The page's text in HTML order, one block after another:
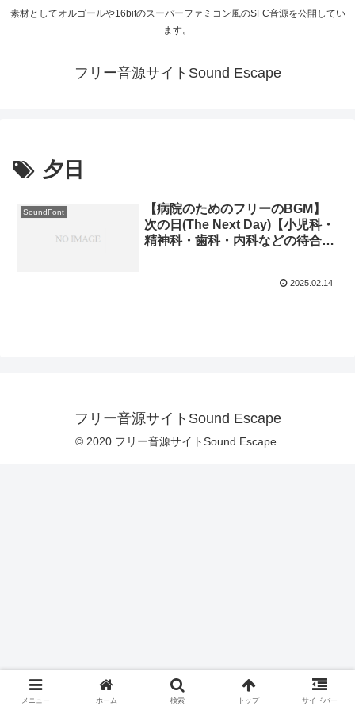
素材としてオルゴールや16bitのスーパーファミコン風のSFC音源を公開してい
ます。
フリー音源サイトSound Escape
夕日
SoundFont
【病院のためのフリーのBGM】
次の日(The Next Day)【小児科・
精神科・歯科・内科などの待合室
2025.02.14
フリー音源サイトSound Escape
© 2020 フリー音源サイトSound Escape.
メニュー ホーム 検索 トップ サイドバー